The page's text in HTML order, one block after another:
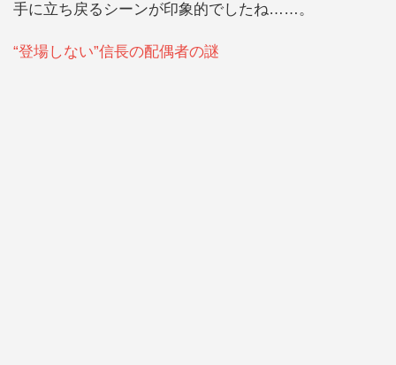
手に立ち戻るシーンが印象的でしたね……。
“登場しない”信長の配偶者の謎